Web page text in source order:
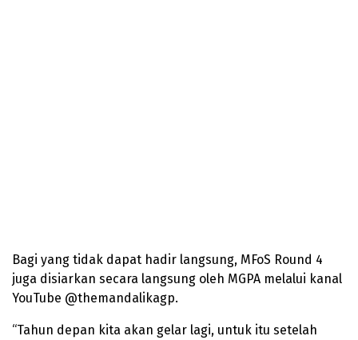
Bagi yang tidak dapat hadir langsung, MFoS Round 4
juga disiarkan secara langsung oleh MGPA melalui kanal
YouTube @themandalikagp.
“Tahun depan kita akan gelar lagi, untuk itu setelah